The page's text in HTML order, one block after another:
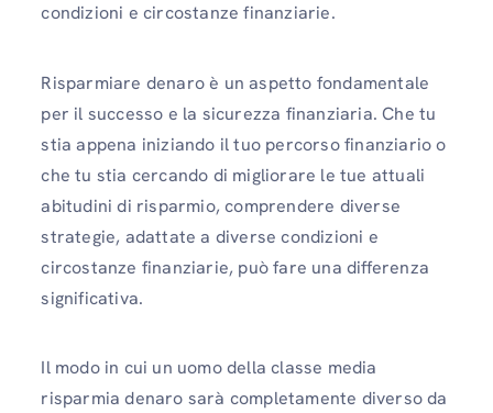
condizioni e circostanze finanziarie.
Risparmiare denaro è un aspetto fondamentale
per il successo e la sicurezza finanziaria. Che tu
stia appena iniziando il tuo percorso finanziario o
che tu stia cercando di migliorare le tue attuali
abitudini di risparmio, comprendere diverse
strategie, adattate a diverse condizioni e
circostanze finanziarie, può fare una differenza
significativa.
Il modo in cui un uomo della classe media
risparmia denaro sarà completamente diverso da